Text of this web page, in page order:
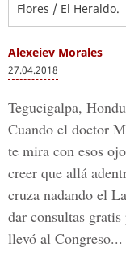
Flores / El Heraldo.
Alexeiev Morales
27.04.2018
Tegucigalpa,
Cuando el doctor
te mira con esos
creer que allá
cruza nadando el
dar consultas
llevó al Congreso...